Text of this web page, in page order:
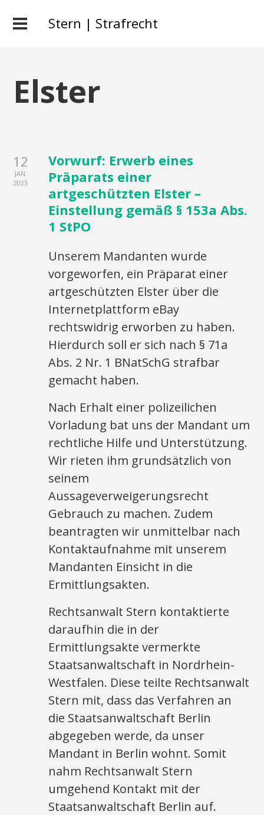
Stern | Strafrecht
Elster
12
JAN.
2023
Vorwurf: Erwerb eines
Präparats einer
artgeschützten Elster –
Einstellung gemäß § 153a Abs.
1 StPO
Unserem Mandanten wurde
vorgeworfen, ein Präparat einer
artgeschützten Elster über die
Internetplattform eBay
rechtswidrig erworben zu haben.
Hierdurch soll er sich nach § 71a
Abs. 2 Nr. 1 BNatSchG strafbar
gemacht haben.
Nach Erhalt einer polizeilichen
Vorladung bat uns der Mandant um
rechtliche Hilfe und Unterstützung.
Wir rieten ihm grundsätzlich von
seinem
Aussageverweigerungsrecht
Gebrauch zu machen. Zudem
beantragten wir unmittelbar nach
Kontaktaufnahme mit unserem
Mandanten Einsicht in die
Ermittlungsakten.
Rechtsanwalt Stern kontaktierte
daraufhin die in der
Ermittlungsakte vermerkte
Staatsanwaltschaft in Nordrhein-
Westfalen. Diese teilte Rechtsanwalt
Stern mit, dass das Verfahren an
die Staatsanwaltschaft Berlin
abgegeben werde, da unser
Mandant in Berlin wohnt. Somit
nahm Rechtsanwalt Stern
umgehend Kontakt mit der
Staatsanwaltschaft Berlin auf.